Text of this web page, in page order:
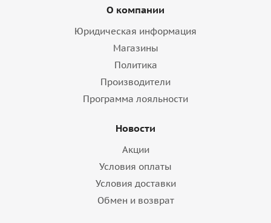
О компании
Юридическая информация
Магазины
Политика
Производители
Программа лояльности
Новости
Акции
Условия оплаты
Условия доставки
Обмен и возврат